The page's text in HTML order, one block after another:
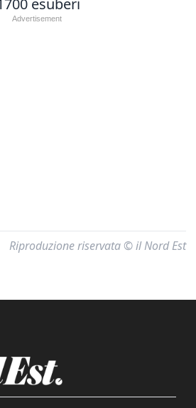
esuberi
Riproduzione riservata © il Nord Est